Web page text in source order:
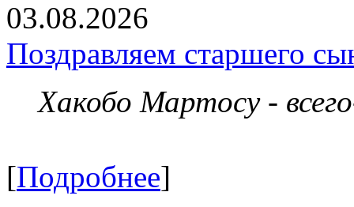
03.08.2026
Поздравляем старшего
Хакобо Мартосу -
[Подробнее]